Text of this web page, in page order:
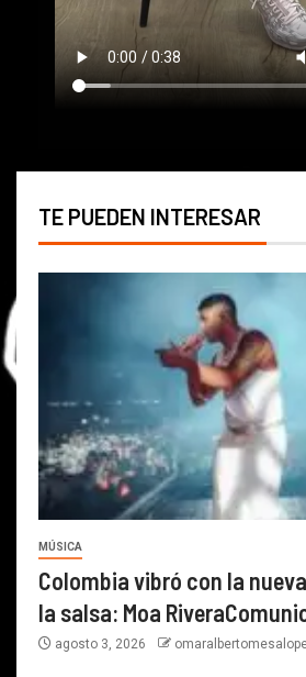
TE PUEDEN INTERESAR
MÚSICA
Colombia vibró con la
la salsa: Moa
agosto 3, 2026